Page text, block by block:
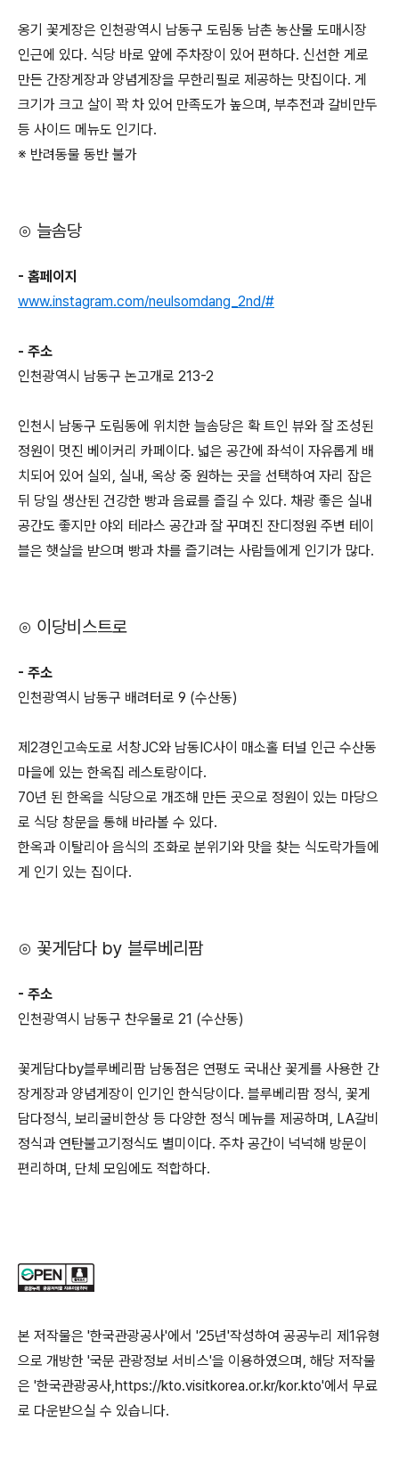
옹기 꽃게장은 인천광역시 남동구 도림동 남촌 농산물 도매시장
인근에 있다. 식당 바로 앞에 주차장이 있어 편하다. 신선한 게로
만든 간장게장과 양념게장을 무한리필로 제공하는 맛집이다. 게
크기가 크고 살이 꽉 차 있어 만족도가 높으며, 부추전과 갈비만두
등 사이드 메뉴도 인기다.
※ 반려동물 동반 불가
⊙ 늘솜당
- 홈페이지
www.instagram.com/neulsomdang_2nd/#
- 주소
인천광역시 남동구 논고개로 213-2
인천시 남동구 도림동에 위치한 늘솜당은 확 트인 뷰와 잘 조성된
정원이 멋진 베이커리 카페이다. 넓은 공간에 좌석이 자유롭게 배
치되어 있어 실외, 실내, 옥상 중 원하는 곳을 선택하여 자리 잡은
뒤 당일 생산된 건강한 빵과 음료를 즐길 수 있다. 채광 좋은 실내
공간도 좋지만 야외 테라스 공간과 잘 꾸며진 잔디정원 주변 테이
블은 햇살을 받으며 빵과 차를 즐기려는 사람들에게 인기가 많다.
⊙ 이당비스트로
- 주소
인천광역시 남동구 배려터로 9 (수산동)
제2경인고속도로 서창JC와 남동IC사이 매소홀 터널 인근 수산동
마을에 있는 한옥집 레스토랑이다.
70년 된 한옥을 식당으로 개조해 만든 곳으로 정원이 있는 마당으
로 식당 창문을 통해 바라볼 수 있다.
한옥과 이탈리아 음식의 조화로 분위기와 맛을 찾는 식도락가들에
게 인기 있는 집이다.
⊙ 꽃게담다 by 블루베리팜
- 주소
인천광역시 남동구 찬우물로 21 (수산동)
꽃게담다by블루베리팜 남동점은 연평도 국내산 꽃게를 사용한 간
장게장과 양념게장이 인기인 한식당이다. 블루베리팜 정식, 꽃게
담다정식, 보리굴비한상 등 다양한 정식 메뉴를 제공하며, LA갈비
정식과 연탄불고기정식도 별미이다. 주차 공간이 넉넉해 방문이
편리하며, 단체 모임에도 적합하다.
본 저작물은 '한국관광공사'에서 '25년'작성하여 공공누리 제1유형
으로 개방한 '국문 관광정보 서비스'을 이용하였으며, 해당 저작물
은 '한국관광공사,https://kto.visitkorea.or.kr/kor.kto'에서 무료
로 다운받으실 수 있습니다.